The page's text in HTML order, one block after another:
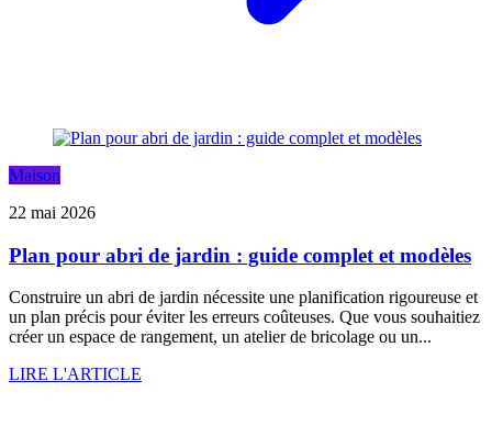
Maison
22 mai 2026
Plan pour abri de jardin : guide complet et modèles
Construire un abri de jardin nécessite une planification rigoureuse et
un plan précis pour éviter les erreurs coûteuses. Que vous souhaitiez
créer un espace de rangement, un atelier de bricolage ou un...
LIRE L'ARTICLE